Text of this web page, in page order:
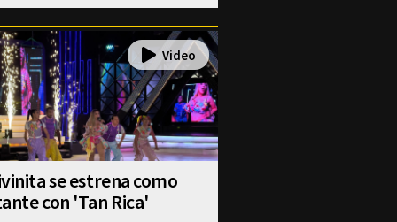
se estrena como
con 'Tan Rica'